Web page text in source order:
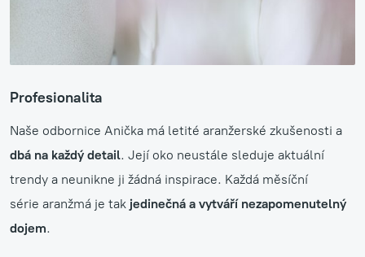
Profesionalita
Naše odbornice Anička má letité aranžerské zkušenosti a
dbá na každý detail. Její oko neustále sleduje aktuální
trendy a neunikne ji žádná inspirace. Každá měsíční
série aranžmá je tak jedinečná a vytváří nezapomenutelný
dojem.